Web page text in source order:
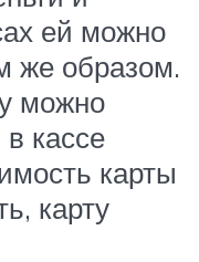
ей можно
же образом.
можно
кассе
карты
карту